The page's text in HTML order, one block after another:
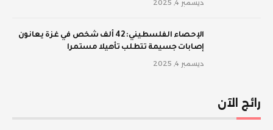
ديسمبر 4, 2025
الإحصاء الفلسطيني: 42 ألف شخص في غزة يعانون
إصابات جسيمة تتطلب تأهيلا مستمرا
ديسمبر 4, 2025
رائج الآن